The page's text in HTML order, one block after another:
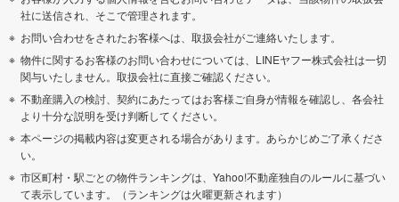
社に送信され、そこで管理されます。
お問い合わせをされたお客様へは、取扱会社がご連絡いたします。
物件に関するお客様のお問い合わせについては、LINEヤフー株式会社は一切
関与いたしません。取扱会社に直接ご確認ください。
不動産購入の検討、契約にあたってはお客様ご自身が情報を確認し、各会社
より十分な説明を受け判断してください。
本ページの掲載内容は変更される場合があります。あらかじめご了承くださ
い。
市区町村・駅ごとの物件ランキングは、Yahoo!不動産独自のルールに基づい
て表示しています。（ランキングは火曜更新されます）